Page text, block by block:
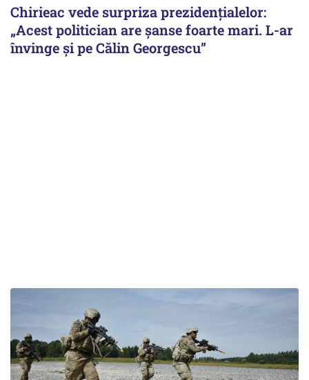
Chirieac vede surpriza prezidențialelor:
„Acest politician are șanse foarte mari. L-ar
învinge și pe Călin Georgescu”